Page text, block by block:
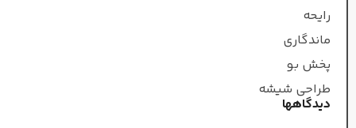
رایحه
ماندگاری
پخش بو
طراحی شیشه
دیدگاهها